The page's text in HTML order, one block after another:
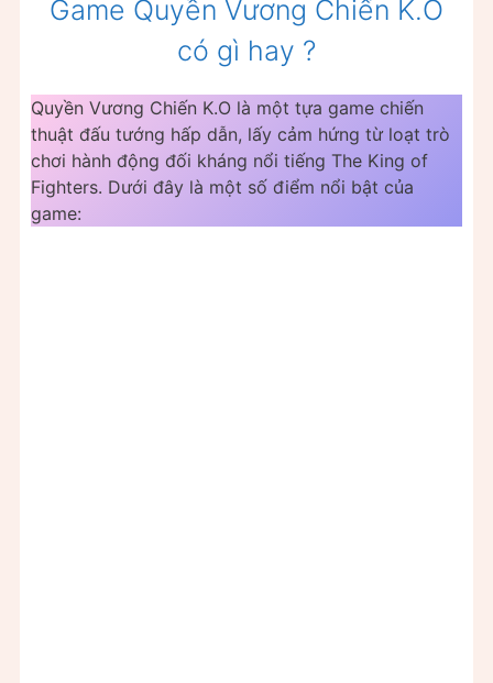
Game Quyền Vương Chiến K.O
có gì hay ?
Quyền Vương Chiến K.O là một tựa game chiến
thuật đấu tướng hấp dẫn, lấy cảm hứng từ loạt trò
chơi hành động đối kháng nổi tiếng The King of
Fighters. Dưới đây là một số điểm nổi bật của
game: